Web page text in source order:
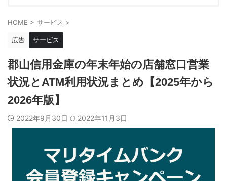
HOME > サービス >
広告 サービス
郡山信用金庫の年末年始の店舗窓口営業
状況とATM利用状況まとめ【2025年から
2026年版】
2022年9月30日 2022年11月3日